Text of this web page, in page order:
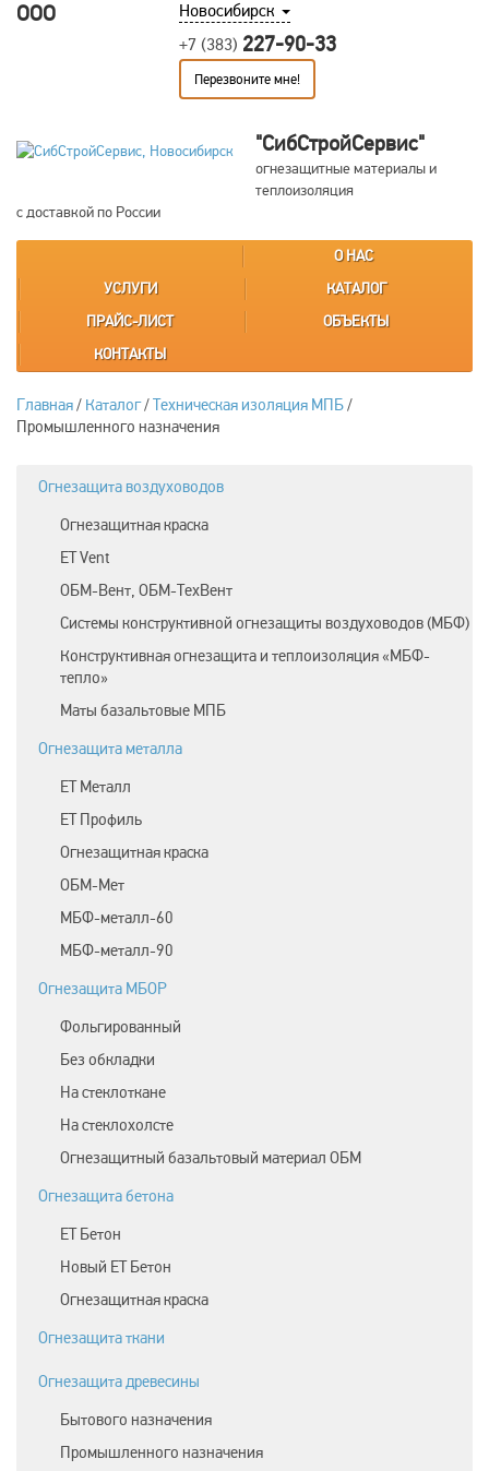
Новосибирск
+7 (383) 227-90-33
Перезвоните мне!
ООО
"СибСтройСервис"
огнезащитные материалы и
теплоизоляция
с доставкой по России
О НАС
УСЛУГИ
КАТАЛОГ
ПРАЙС-ЛИСТ
ОБЪЕКТЫ
КОНТАКТЫ
Главная/ Каталог/Техническая изоляция МПБ/
Промышленного назначения
Огнезащита воздуховодов
Огнезащитная краска
ET Vent
ОБМ-Вент, ОБМ-ТехВент
Системы конструктивной огнезащиты воздуховодов (МБФ)
Конструктивная огнезащита и теплоизоляция «МБФ-
тепло»
Маты базальтовые МПБ
Огнезащита металла
ЕТ Металл
ET Профиль
Огнезащитная краска
ОБМ-Мет
МБФ-металл-60
МБФ-металл-90
Огнезащита МБОР
Фольгированный
Без обкладки
На стеклоткане
На стеклохолсте
Огнезащитный базальтовый материал ОБМ
Огнезащита бетона
ЕТ Бетон
Новый ЕТ Бетон
Огнезащитная краска
Огнезащита ткани
Огнезащита древесины
Бытового назначения
Промышленного назначения